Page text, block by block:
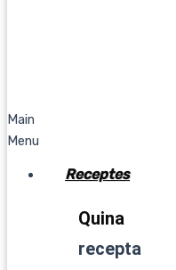
Main
Menu
Receptes
Quina
recepta